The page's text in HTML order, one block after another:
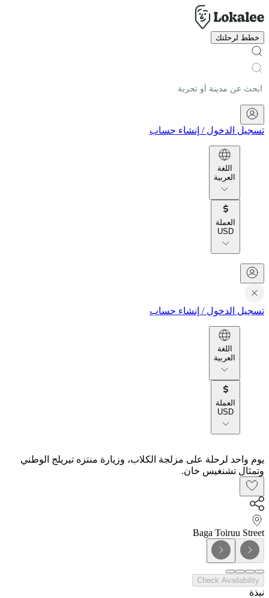
خطط لرحلتك
تسجيل الدخول / إنشاء حساب
اللغة
العربية
العملة
USD
تسجيل الدخول / إنشاء حساب
اللغة
العربية
العملة
USD
يوم واحد لرحلة على مزلجة الكلاب، وزيارة منتزه تيريلج الوطني
وتمثال تشنغيس خان.
Baga Toiruu Street
Check Availability
نبذة